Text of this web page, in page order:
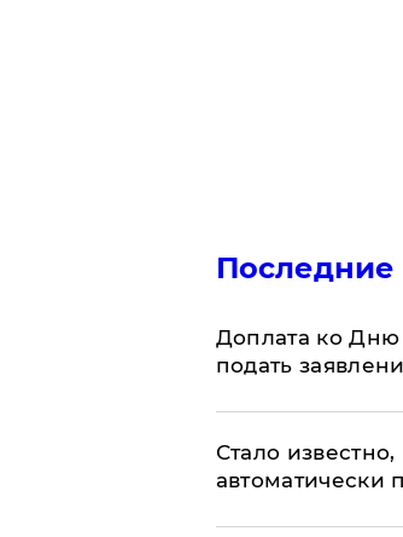
Последние
Доплата ко Дню
подать
Стало